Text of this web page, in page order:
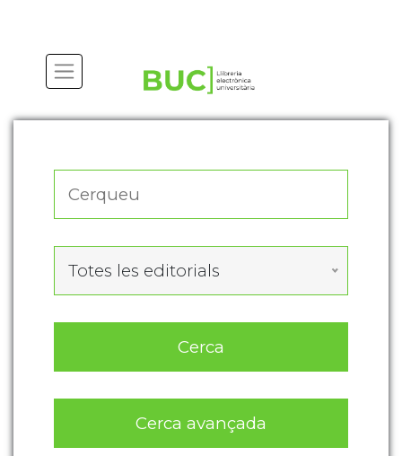
Totes les editorials
Cerca
Cerca avançada